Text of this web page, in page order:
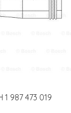
987 473 019